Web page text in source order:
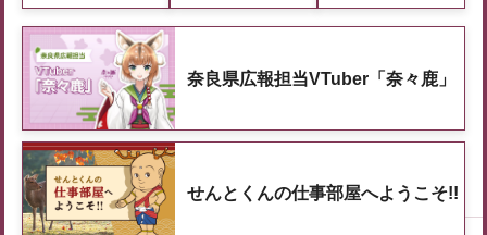
奈良県広報担当VTuber「奈々鹿」
せんとくんの仕事部屋へようこそ!!